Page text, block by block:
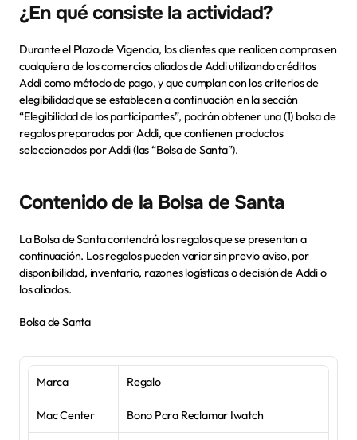
Descarga la app
¿En qué consiste la actividad?
Durante el Plazo de Vigencia, los clientes que realicen compras en
cualquiera de los comercios aliados de Addi utilizando créditos
Addi como método de pago, y que cumplan con los criterios de
elegibilidad que se establecen a continuación en la sección
“Elegibilidad de los participantes”, podrán obtener una (1) bolsa de
regalos preparadas por Addi, que contienen productos
seleccionados por Addi (las “Bolsa de Santa”).
Contenido de la Bolsa de Santa
La Bolsa de Santa contendrá los regalos que se presentan a
continuación. Los regalos pueden variar sin previo aviso, por
disponibilidad, inventario, razones logísticas o decisión de Addi o
los aliados.
Bolsa de Santa
Marca Regalo
Mac Center Bono Para Reclamar Iwatch